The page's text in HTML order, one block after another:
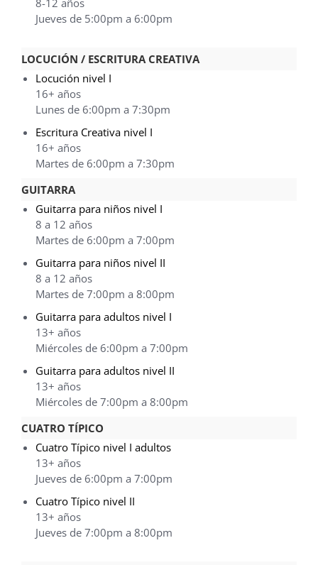
Jueves de 5:00pm a 6:00pm
LOCUCIÓN / ESCRITURA CREATIVA
Locución nivel I
16+ años
Lunes de 6:00pm a 7:30pm
Escritura Creativa nivel I
16+ años
Martes de 6:00pm a 7:30pm
GUITARRA
Guitarra para niños nivel I
8 a 12 años
Martes de 6:00pm a 7:00pm
Guitarra para niños nivel II
8 a 12 años
Martes de 7:00pm a 8:00pm
Guitarra para adultos nivel I
13+ años
Miércoles de 6:00pm a 7:00pm
Guitarra para adultos nivel II
13+ años
Miércoles de 7:00pm a 8:00pm
CUATRO TÍPICO
Cuatro Típico nivel I adultos
13+ años
Jueves de 6:00pm a 7:00pm
Cuatro Típico nivel II
13+ años
Jueves de 7:00pm a 8:00pm